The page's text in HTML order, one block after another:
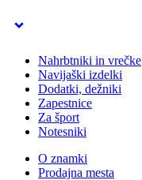
Nahrbtniki in vrečke
Navijaški izdelki
Dodatki, dežniki
Zapestnice
Za šport
Notesniki
O znamki
Prodajna mesta